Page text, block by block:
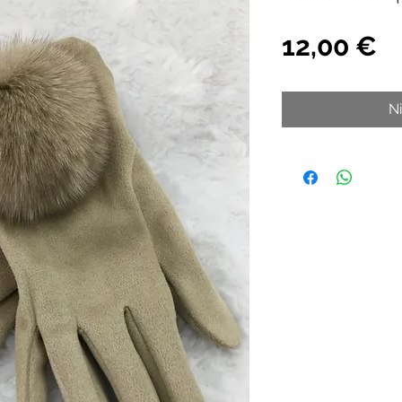
12,00 €